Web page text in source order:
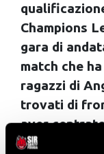
Champions
gara di
match che
ragazzi di
trovati di
aver
all’ultimo